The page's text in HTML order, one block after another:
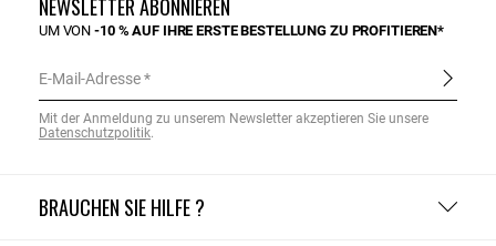
BRAUCHEN SIE HILFE ?
NEWSLETTER ABONNIEREN
UM VON-10 % AUF IHRE ERSTE BESTELLUNG ZU PROFITIEREN*
E-Mail-Adresse
Mit der Anmeldung zu unserem Newsletter akzeptieren Sie unsere
Datenschutzpolitik.